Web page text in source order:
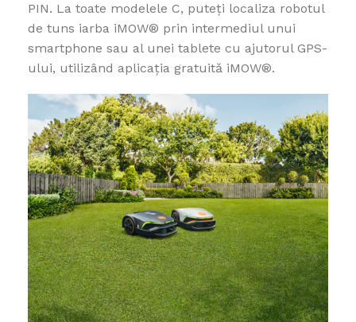
PIN. La toate modelele C, puteți localiza robotul
de tuns iarba iMOW® prin intermediul unui
smartphone sau al unei tablete cu ajutorul GPS-
ului, utilizând aplicația gratuită iMOW®.